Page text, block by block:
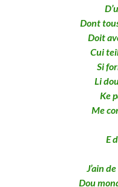
Dont
Doit
Cui
Si
Li
Ke
Me
E
J’ain
Dou